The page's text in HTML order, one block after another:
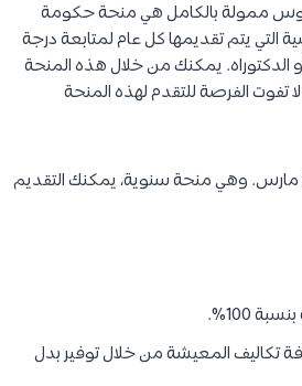
ممولة بالكامل هي منحة حكومة
التي يتم تقديمها كل عام لمتابعة درجة
الدكتوراه. يمكنك من خلال هذه المنحة
تفوت الفرصة للتقدم لهذه المنحة
26 مارس. وهي منحة سنوية، يمكنك التقديم
100%.
تكاليف المعيشة من خلال توفير بدل